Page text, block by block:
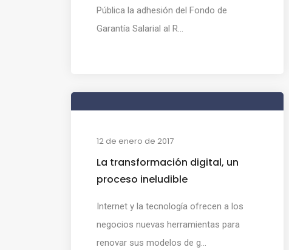
Pública la adhesión del Fondo de
Garantía Salarial al R...
12 de enero de 2017
La transformación digital, un
proceso ineludible
Internet y la tecnología ofrecen a los
negocios nuevas herramientas para
renovar sus modelos de g...